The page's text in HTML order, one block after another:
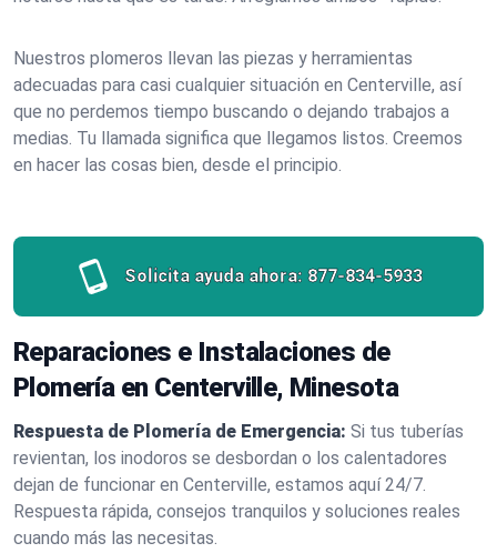
Nuestros plomeros llevan las piezas y herramientas
adecuadas para casi cualquier situación en Centerville, así
que no perdemos tiempo buscando o dejando trabajos a
medias. Tu llamada significa que llegamos listos. Creemos
en hacer las cosas bien, desde el principio.
Solicita ayuda ahora: 877-834-5933
Reparaciones e Instalaciones de
Plomería en Centerville, Minesota
Respuesta de Plomería de Emergencia: Si tus tuberías
revientan, los inodoros se desbordan o los calentadores
dejan de funcionar en Centerville, estamos aquí 24/7.
Respuesta rápida, consejos tranquilos y soluciones reales
cuando más las necesitas.